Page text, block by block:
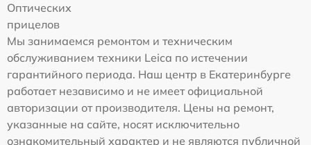
Оптических
прицелов
Мы занимаемся ремонтом и техническим
обслуживанием техники Leica по истечении
гарантийного периода. Наш центр в Екатеринбурге
работает независимо и не имеет официальной
авторизации от производителя. Цены на ремонт,
указанные на сайте, носят исключительно
ознакомительный характер и не являются публичной